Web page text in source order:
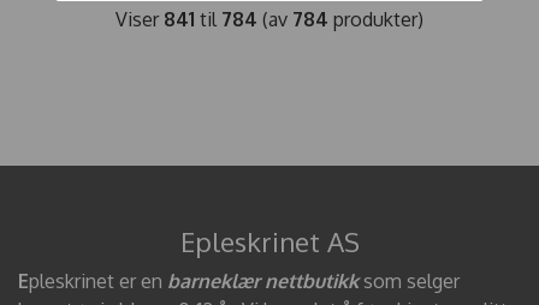
Viser 841 til 784 (av 784 produkter)
Epleskrinet AS
Epleskrinet er en barneklær nettbutikksom selger